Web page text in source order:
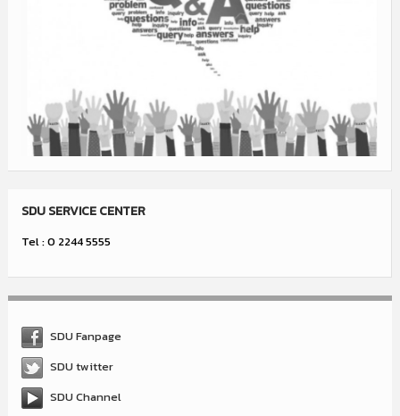
SDU SERVICE CENTER
Tel : 0 2244 5555
SDU Fanpage
SDU twitter
SDU Channel